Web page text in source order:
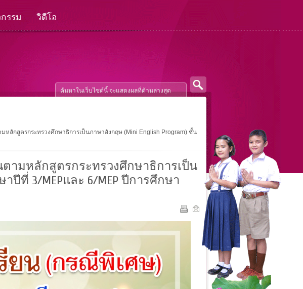
รรม วิดีโอ
หลักสูตรกระทรวงศึกษาธิการเป็นภาษาอังกฤษ (Mini English Program) ชั้น
ามหลักสูตรกระทรวงศึกษาธิการเป็น
ปีที่ 3/MEPและ 6/MEP ปีการศึกษา